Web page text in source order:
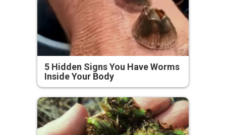
5 Hidden Signs You Have Worms
Inside Your Body